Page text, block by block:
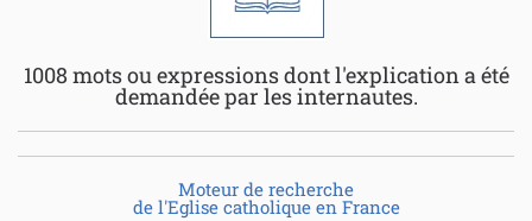
1008 mots ou expressions dont l'explication a été
demandée par les internautes.
Moteur de recherche
de l'Eglise catholique en France